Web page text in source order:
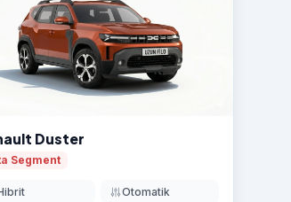
Duster
Segment
Otomatik